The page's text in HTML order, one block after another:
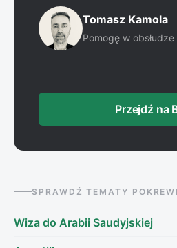
Tomasz Kamola
Pomogę w
Przejdź na
SPRAWDŹ TEMATY
Wiza do Arabii Saudyjskiej